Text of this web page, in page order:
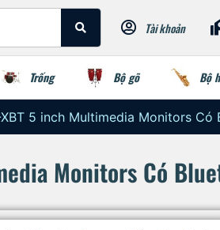
Tài khoản
Trống Bộ gõ Bộ
5 inch Multimedia Monitors Có
Monitors Có